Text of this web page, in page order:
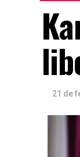
21 de